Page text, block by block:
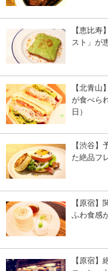
【恵比
スト」が
【北青山
が食べら
日）
【渋谷
た絶品フ
【原宿
ふわ食感
【原宿